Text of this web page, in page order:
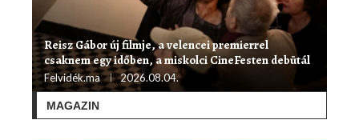
Reisz Gábor új filmje, a velencei premierrel
csaknem egy időben, a miskolci CineFesten debütál
Felvidék.ma 2026.08.04.
MAGAZIN